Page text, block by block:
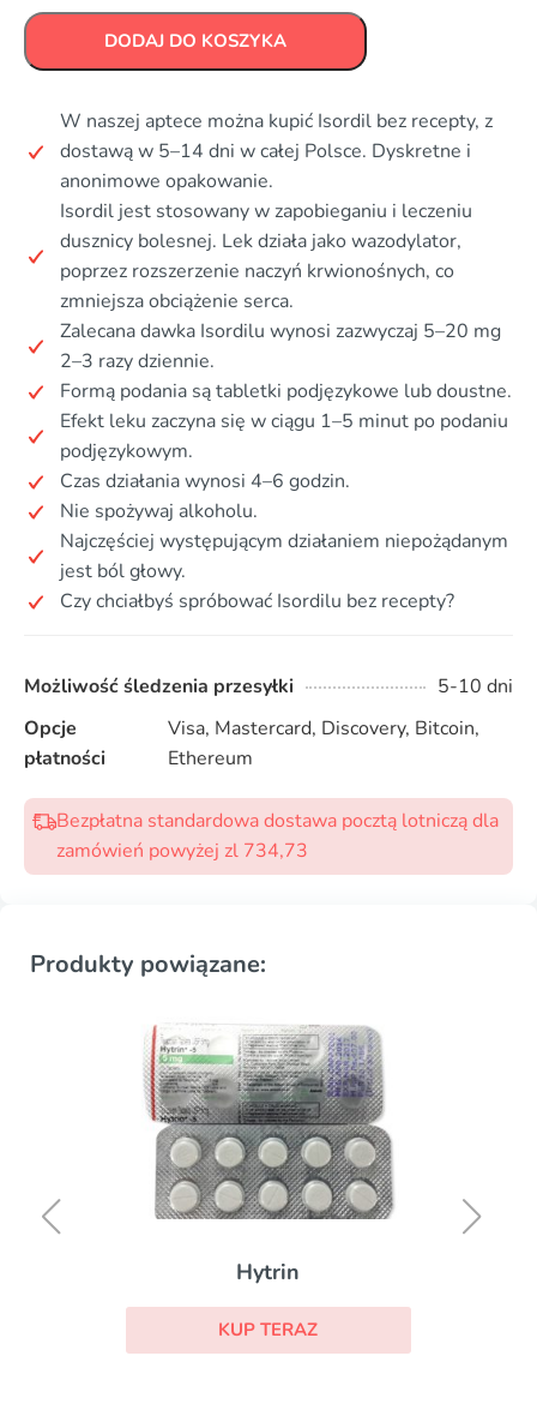
DODAJ DO KOSZYKA
W naszej aptece można kupić Isordil bez recepty, z
dostawą w 5–14 dni w całej Polsce. Dyskretne i
anonimowe opakowanie.
Isordil jest stosowany w zapobieganiu i leczeniu
dusznicy bolesnej. Lek działa jako wazodylator,
poprzez rozszerzenie naczyń krwionośnych, co
zmniejsza obciążenie serca.
Zalecana dawka Isordilu wynosi zazwyczaj 5–20 mg
2–3 razy dziennie.
Formą podania są tabletki podjęzykowe lub doustne.
Efekt leku zaczyna się w ciągu 1–5 minut po podaniu
podjęzykowym.
Czas działania wynosi 4–6 godzin.
Nie spożywaj alkoholu.
Najczęściej występującym działaniem niepożądanym
jest ból głowy.
Czy chciałbyś spróbować Isordilu bez recepty?
Możliwość śledzenia przesyłki
5-10 dni
Opcje
płatności
Visa, Mastercard, Discovery, Bitcoin,
Ethereum
Bezpłatna standardowa dostawa pocztą lotniczą dla
zamówień powyżej zl 734,73
Produkty powiązane:
KUP TERAZ